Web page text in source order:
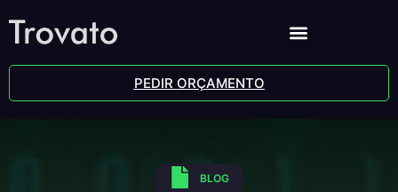
PEDIR ORÇAMENTO
BLOG